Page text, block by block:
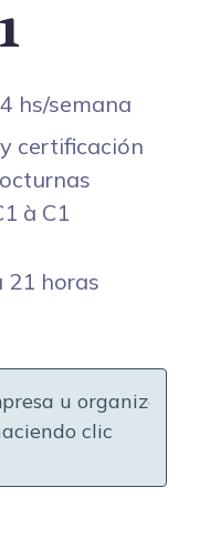
4 hs/semana
certificación
à C1
21 horas
u organización
clic